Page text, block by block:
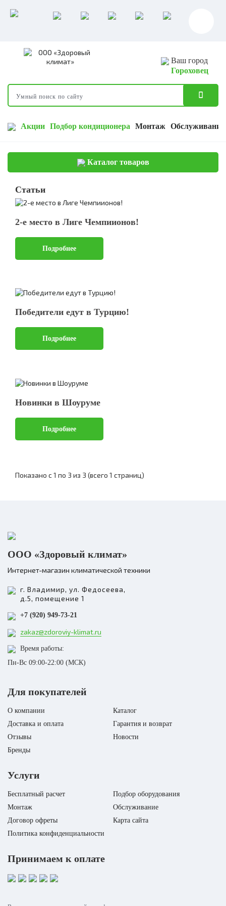
Ваш город
Гороховец
Акции Подбор кондиционера Монтаж Обслуживание
Каталог товаров
Статьи
2-е место в Лиге Чемпиионов!
Подробнее
Победители едут в Турцию!
Подробнее
Новинки в Шоуруме
Подробнее
Показано с 1 по 3 из 3 (всего 1 страниц)
ООО «Здоровый климат»
Интернет-магазин климатической техники
г. Владимир, ул. Федосеева,
д.5, помещение 1
+7 (920) 949-73-21
zakaz@zdoroviy-klimat.ru
Время работы:
Пн-Вс 09:00-22:00 (МСК)
Для покупателей
О компании
Каталог
Доставка и оплата
Гарантия и возврат
Отзывы
Новости
Бренды
Услуги
Бесплатный расчет
Подбор оборудования
Монтаж
Обслуживание
Договор офреты
Карта сайта
Политика конфиденциальности
Принимаем к оплате